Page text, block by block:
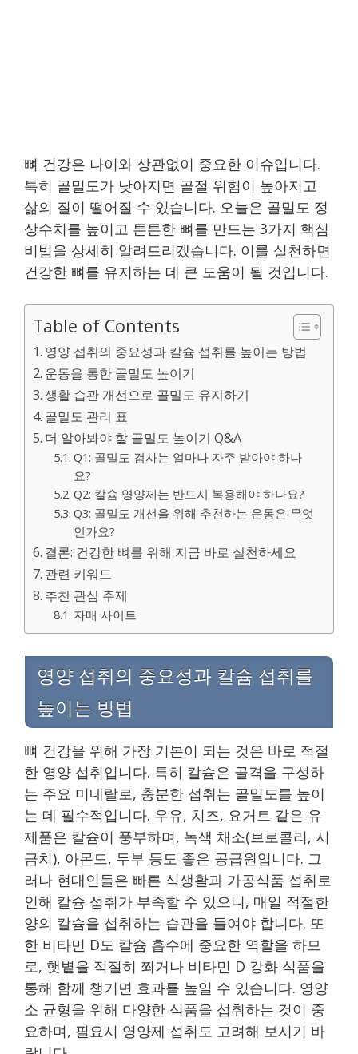
뼈 건강은 나이와 상관없이 중요한 이슈입니다.
특히 골밀도가 낮아지면 골절 위험이 높아지고
삶의 질이 떨어질 수 있습니다. 오늘은 골밀도 정
상수치를 높이고 튼튼한 뼈를 만드는 3가지 핵심
비법을 상세히 알려드리겠습니다. 이를 실천하면
건강한 뼈를 유지하는 데 큰 도움이 될 것입니다.
Table of Contents
영양 섭취의 중요성과 칼슘 섭취를 높이는 방법
운동을 통한 골밀도 높이기
생활 습관 개선으로 골밀도 유지하기
골밀도 관리 표
더 알아봐야 할 골밀도 높이기 Q&A
Q1: 골밀도 검사는 얼마나 자주 받아야 하나
요?
Q2: 칼슘 영양제는 반드시 복용해야 하나요?
Q3: 골밀도 개선을 위해 추천하는 운동은 무엇
인가요?
결론: 건강한 뼈를 위해 지금 바로 실천하세요
관련 키워드
추천 관심 주제
자매 사이트
영양 섭취의 중요성과 칼슘 섭취를
높이는 방법
뼈 건강을 위해 가장 기본이 되는 것은 바로 적절
한 영양 섭취입니다. 특히 칼슘은 골격을 구성하
는 주요 미네랄로, 충분한 섭취는 골밀도를 높이
는 데 필수적입니다. 우유, 치즈, 요거트 같은 유
제품은 칼슘이 풍부하며, 녹색 채소(브로콜리, 시
금치), 아몬드, 두부 등도 좋은 공급원입니다. 그
러나 현대인들은 빠른 식생활과 가공식품 섭취로
인해 칼슘 섭취가 부족할 수 있으니, 매일 적절한
양의 칼슘을 섭취하는 습관을 들여야 합니다. 또
한 비타민 D도 칼슘 흡수에 중요한 역할을 하므
로, 햇볕을 적절히 쬐거나 비타민 D 강화 식품을
통해 함께 챙기면 효과를 높일 수 있습니다. 영양
소 균형을 위해 다양한 식품을 섭취하는 것이 중
요하며, 필요시 영양제 섭취도 고려해 보시기 바